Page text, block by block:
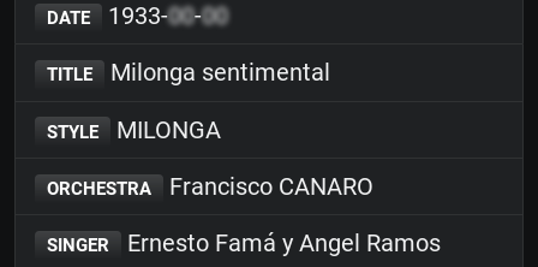
DATE 1933-00-00
TITLE Milonga sentimental
STYLE MILONGA
ORCHESTRA Francisco CANARO
SINGER Ernesto Famá y Angel Ramos